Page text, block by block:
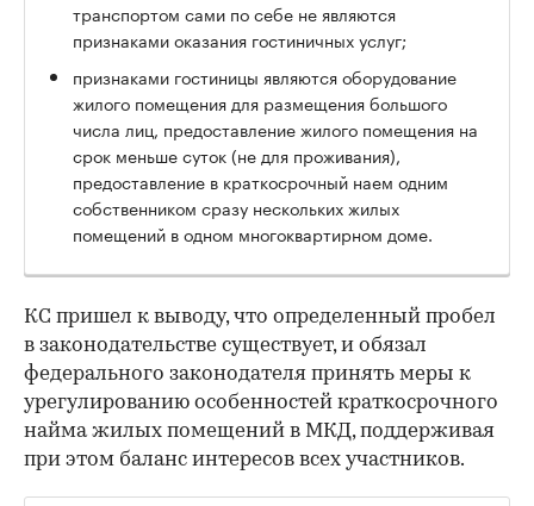
транспортом сами по себе не являются
признаками оказания гостиничных услуг;
признаками гостиницы являются оборудование
жилого помещения для размещения большого
числа лиц, предоставление жилого помещения на
срок меньше суток (не для проживания),
предоставление в краткосрочный наем одним
собственником сразу нескольких жилых
помещений в одном многоквартирном доме.
КС пришел к выводу, что определенный пробел
в законодательстве существует, и обязал
федерального законодателя принять меры к
урегулированию особенностей краткосрочного
найма жилых помещений в МКД, поддерживая
при этом баланс интересов всех участников.